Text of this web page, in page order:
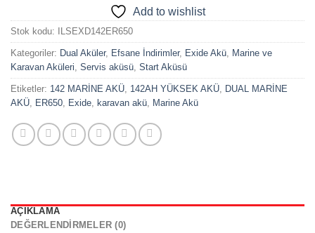
Add to wishlist
Stok kodu: ILSEXD142ER650
Kategoriler: Dual Aküler, Efsane İndirimler, Exide Akü, Marine ve
Karavan Aküleri, Servis aküsü, Start Aküsü
Etiketler: 142 MARİNE AKÜ, 142AH YÜKSEK AKÜ, DUAL MARİNE
AKÜ, ER650, Exide, karavan akü, Marine Akü
AÇIKLAMA
DEĞERLENDIRMELER (0)